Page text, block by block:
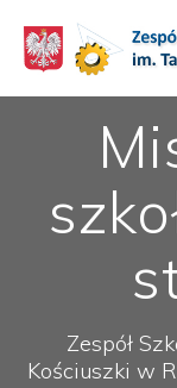
Zespół
Kościuszki w